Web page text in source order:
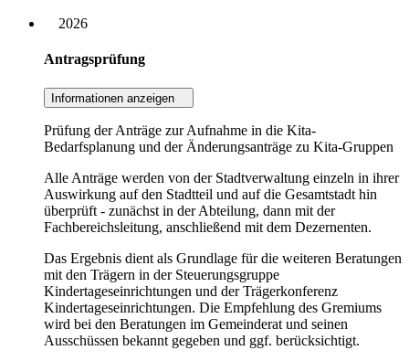
2026
Antragsprüfung
Informationen anzeigen
Prüfung der Anträge zur Aufnahme in die Kita-
Bedarfsplanung und der Änderungsanträge zu Kita-Gruppen
Alle Anträge werden von der Stadtverwaltung einzeln in ihrer
Auswirkung auf den Stadtteil und auf die Gesamtstadt hin
überprüft - zunächst in der Abteilung, dann mit der
Fachbereichsleitung, anschließend mit dem Dezernenten.
Das Ergebnis dient als Grundlage für die weiteren Beratungen
mit den Trägern in der Steuerungsgruppe
Kindertageseinrichtungen und der Trägerkonferenz
Kindertageseinrichtungen. Die Empfehlung des Gremiums
wird bei den Beratungen im Gemeinderat und seinen
Ausschüssen bekannt gegeben und ggf. berücksichtigt.